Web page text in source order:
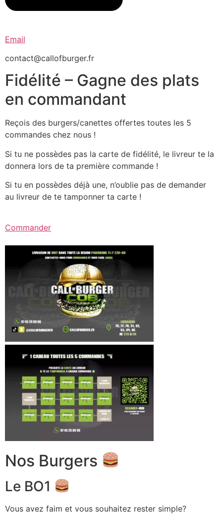
Email
contact@callofburger.fr
Fidélité – Gagne des plats
en commandant
Reçois des burgers/canettes offertes toutes les 5
commandes chez nous !
Si tu ne possèdes pas la carte de fidélité, le livreur te la
donnera lors de ta première commande !
Si tu en possèdes déjà une, n’oublie pas de demander
au livreur de te tamponner ta carte !
Commander
Nos Burgers
Le BO1
Vous avez faim et vous souhaitez rester simple?